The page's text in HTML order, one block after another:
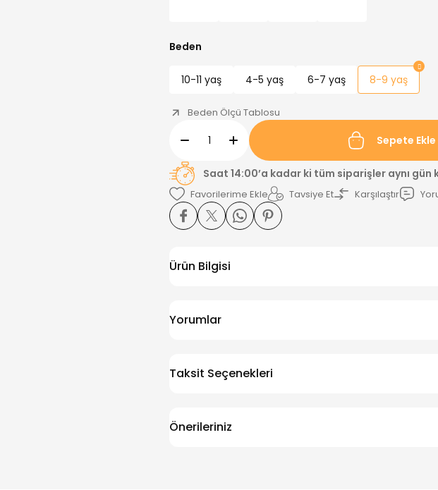
Beden
10-11 yaş 4-5 yaş 6-7 yaş 8-9 yaş
Beden Ölçü Tablosu
Sepete Ekle
Saat 14:00’a kadar ki tüm siparişler aynı gün
Tavsiye Et Karşılaştır
Ürün Bilgisi
Yorumlar
Taksit Seçenekleri
Önerileriniz